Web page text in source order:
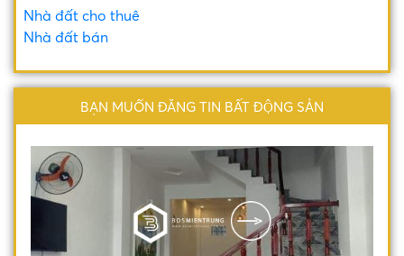
Nhà đất cho thuê
Nhà đất bán
BẠN MUỐN ĐĂNG TIN BẤT ĐỘNG SẢN